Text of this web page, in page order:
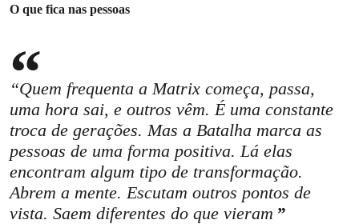
O que fica nas pessoas
“Quem frequenta a Matrix começa, passa,
uma hora sai, e outros vêm. É uma constante
troca de gerações. Mas a Batalha marca as
pessoas de uma forma positiva. Lá elas
encontram algum tipo de transformação.
Abrem a mente. Escutam outros pontos de
vista. Saem diferentes do que vieram